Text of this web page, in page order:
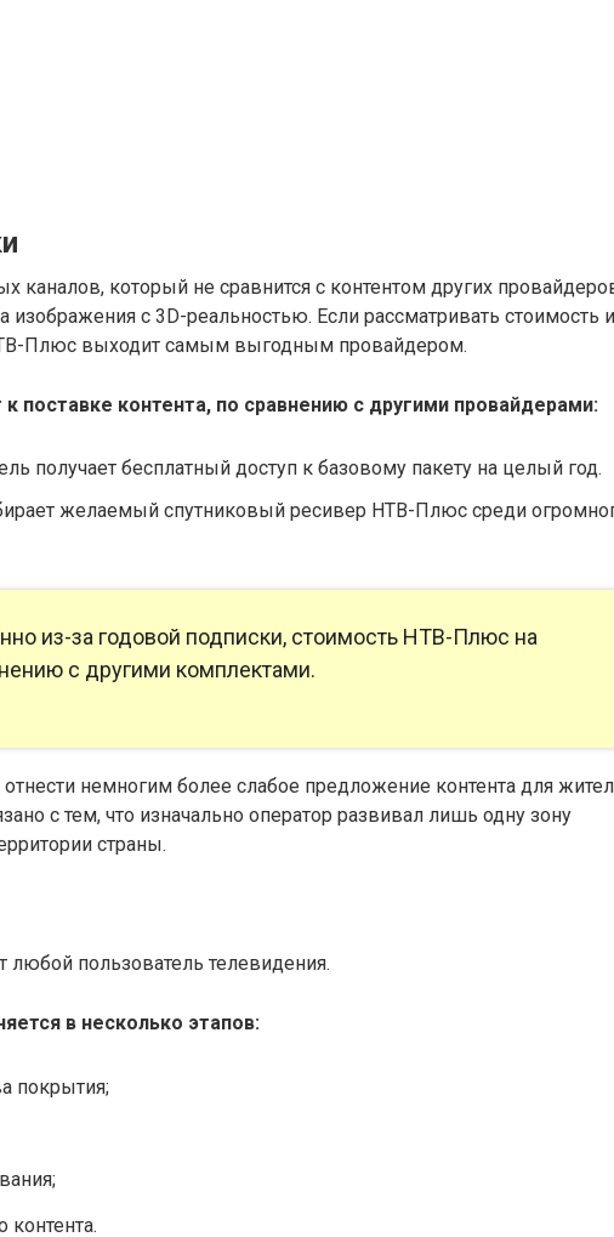
каналов, который не сравнится с контентом других
с 3D-реальностью. Если рассматривать стоимость
Плюс выходит самым выгодным провайдером.
поставке контента, по сравнению с другими провайдерами:
получает бесплатный доступ к базовому пакету на целый год.
желаемый спутниковый ресивер НТВ-Плюс среди
из-за годовой подписки, стоимость НТВ-Плюс на
с другими комплектами.
немногим более слабое предложение контента для
с тем, что изначально оператор развивал лишь одну зону
страны.
любой пользователь телевидения.
в несколько этапов:
покрытия;
контента.